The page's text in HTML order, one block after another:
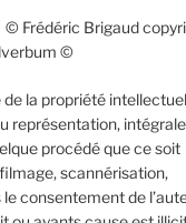
Frédéric Brigaud
©
la propriété
représentation,
procédé que ce soit
scannérisation,
consentement de